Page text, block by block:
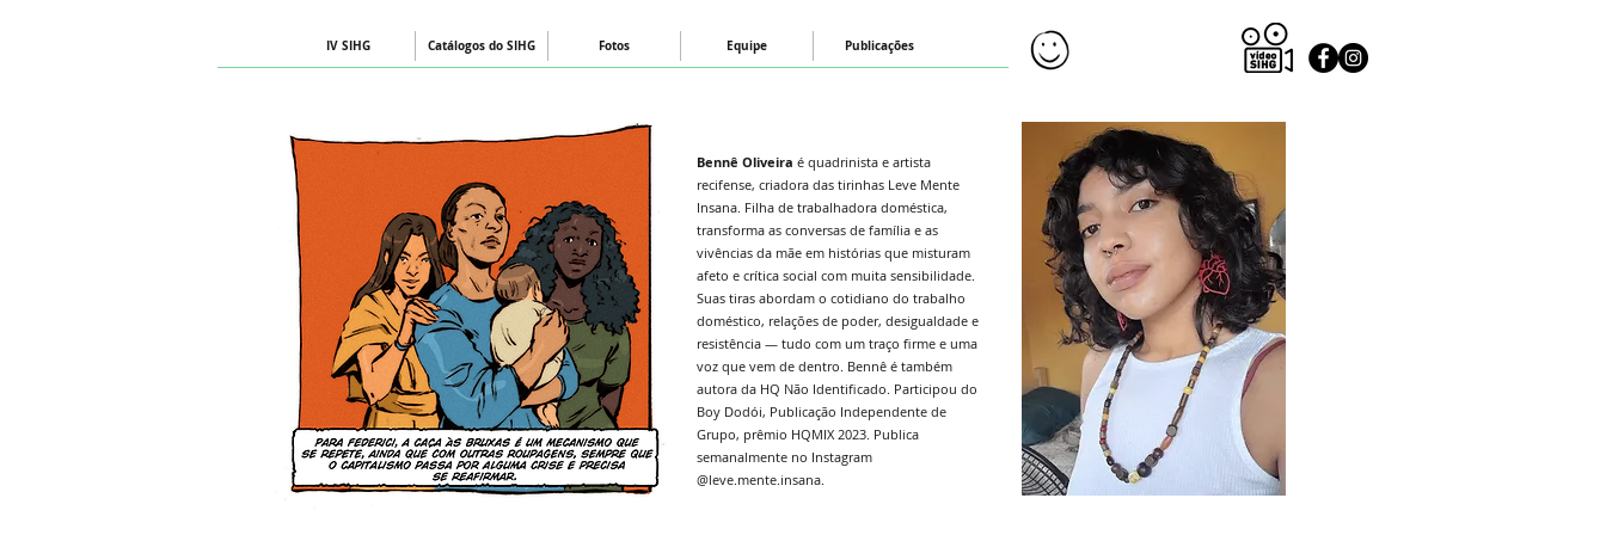
IV SIHG Catálogos do SIHG Fotos Equipe Publicações
Bennê Oliveira é quadrinista e artista
recifense, criadora das tirinhas Leve Mente
Insana. Filha de trabalhadora doméstica,
transforma as conversas de família e as
vivências da mãe em histórias que misturam
afeto e crítica social com muita sensibilidade.
Suas tiras abordam o cotidiano do trabalho
doméstico, relações de poder, desigualdade e
resistência — tudo com um traço firme e uma
voz que vem de dentro. Bennê é também
autora da HQ Não Identificado. Participou do
Boy Dodói, Publicação Independente de
Grupo, prêmio HQMIX 2023. Publica
semanalmente no Instagram
@leve.mente.insana.